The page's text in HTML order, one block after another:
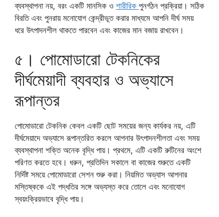
ব্যবস্থাপনা নয়, বরং একটি মানসিক ও শারীরিক পুনর্গঠন প্রক্রিয়া। সঠিক
বিরতি এবং পুনরায় মনোযোগ কেন্দ্রীভূত করার মাধ্যমে আপনি দীর্ঘ সময়
ধরে উৎপাদনশীল থাকতে পারবেন এবং কাজের মান বজায় রাখবেন।
৫। পোমোডারো টেকনিকের
দীর্ঘমেয়াদী ব্যবহার ও অভ্যাসে
রূপান্তর
পোমোডারো টেকনিক কেবল একটি ছোট সময়ের জন্য কার্যকর নয়, এটি
দীর্ঘমেয়াদে অভ্যাসে রূপান্তরিত করলে আপনার উৎপাদনশীলতা এবং সময়
ব্যবস্থাপনা শক্তি অনেক বৃদ্ধি পায়। প্রথমে, এটি একটি রুটিনের অংশে
পরিণত করতে হবে। ধরুন, প্রতিদিন সকালে বা কাজের শুরুতে একটি
নির্দিষ্ট সময়ে পোমোডারো সেশন শুরু করা। নিয়মিত অভ্যাস আপনার
মস্তিষ্ককে এই পদ্ধতির সঙ্গে অভ্যস্ত করে তোলে এবং মনোযোগ
স্বয়ংক্রিয়ভাবে বৃদ্ধি পায়।